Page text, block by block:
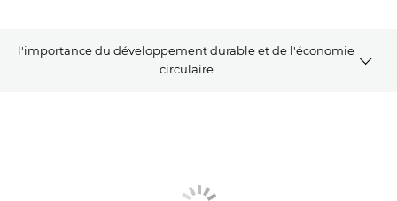
l'importance du développement durable et de l'économie
circulaire